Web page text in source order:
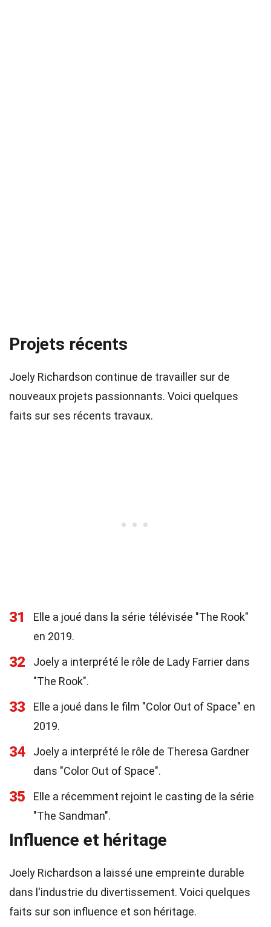
Projets récents
Joely Richardson continue de travailler sur de
nouveaux projets passionnants. Voici quelques
faits sur ses récents travaux.
31
Elle a joué dans la série télévisée "The Rook"
en 2019.
32
Joely a interprété le rôle de Lady Farrier dans
"The Rook".
33
Elle a joué dans le film "Color Out of Space" en
2019.
34
Joely a interprété le rôle de Theresa Gardner
dans "Color Out of Space".
35
Elle a récemment rejoint le casting de la série
"The Sandman".
Influence et héritage
Joely Richardson a laissé une empreinte durable
dans l'industrie du divertissement. Voici quelques
faits sur son influence et son héritage.